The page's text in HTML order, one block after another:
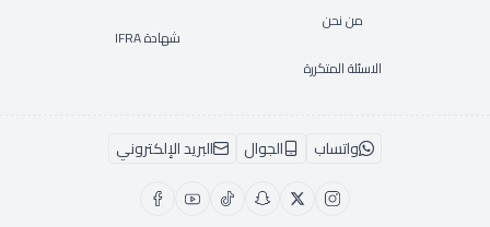
من نحن
الاسئلة المتكررة
شهادة IFRA
واتساب الجوال البريد الإلكتروني